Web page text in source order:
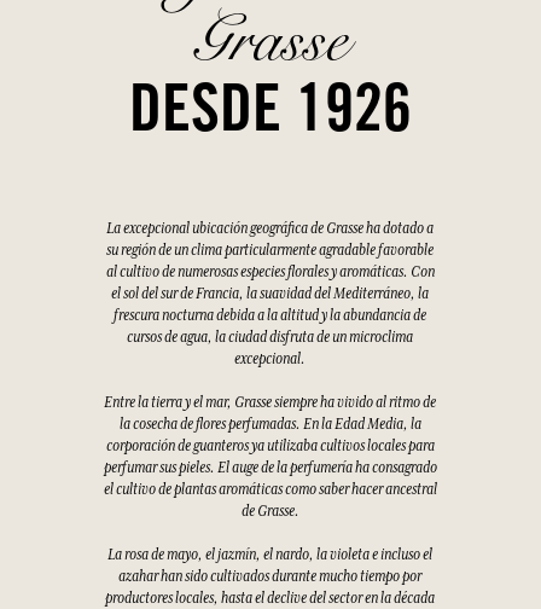
Grasse
DESDE 1926
La excepcional ubicación geográfica de Grasse ha dotado a
su región de un clima particularmente agradable favorable
al cultivo de numerosas especies florales y aromáticas. Con
el sol del sur de Francia, la suavidad del Mediterráneo, la
frescura nocturna debida a la altitud y la abundancia de
cursos de agua, la ciudad disfruta de un microclima
excepcional.
Entre la tierra y el mar, Grasse siempre ha vivido al ritmo de
la cosecha de flores perfumadas. En la Edad Media, la
corporación de guanteros ya utilizaba cultivos locales para
perfumar sus pieles. El auge de la perfumería ha consagrado
el cultivo de plantas aromáticas como saber hacer ancestral
de Grasse.
La rosa de mayo, el jazmín, el nardo, la violeta e incluso el
azahar han sido cultivados durante mucho tiempo por
productores locales, hasta el declive del sector en la década